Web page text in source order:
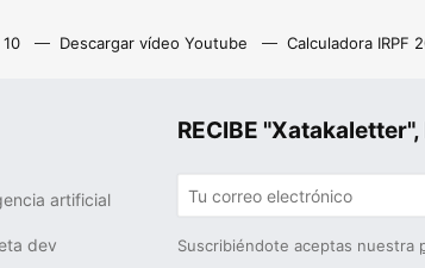
Descargar vídeo Youtube Calculadora IRPF
RECIBE "Xatakaletter",
Suscribiéndote aceptas nuestra
artificial
dev